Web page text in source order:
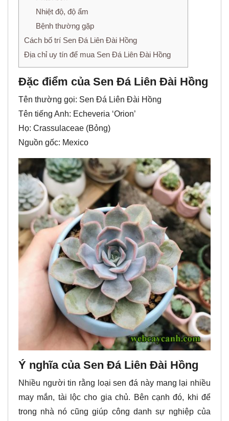
Nhiệt độ, độ ẩm
Bệnh thường gặp
Cách bố trí Sen Đá Liên Đài Hồng
Địa chỉ uy tín để mua Sen Đá Liên Đài Hồng
Đặc điểm của Sen Đá Liên Đài Hồng
Tên thường gọi: Sen Đá Liên Đài Hồng
Tên tiếng Anh: Echeveria ‘Orion’
Họ: Crassulaceae (Bỏng)
Nguồn gốc: Mexico
Ý nghĩa của Sen Đá Liên Đài Hồng
Nhiều người tin rằng loại sen đá này mang lại nhiều
may mắn, tài lộc cho gia chủ. Bên cạnh đó, khi để
trong nhà nó cũng giúp công danh sự nghiệp của